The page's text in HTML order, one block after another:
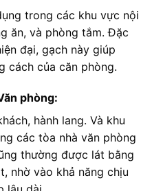
trong các khu vực nội
ăn, và phòng tắm. Đặc
đại, gạch này giúp
cách của căn phòng.
phòng:
hành lang. Và khu
các tòa nhà văn phòng
thường được lát bằng
nhờ vào khả năng chịu